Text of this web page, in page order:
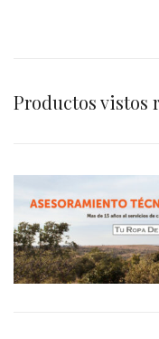
Productos vistos